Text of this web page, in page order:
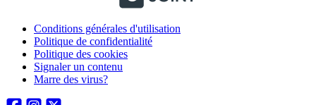
Conditions générales d'utilisation
Politique de confidentialité
Politique des cookies
Signaler un contenu
Marre des virus?